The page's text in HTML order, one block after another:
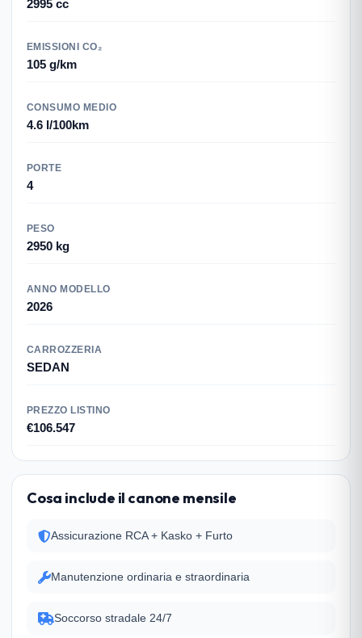
2995 cc
EMISSIONI CO₂
105 g/km
CONSUMO MEDIO
4.6 l/100km
PORTE
4
PESO
2950 kg
ANNO MODELLO
2026
CARROZZERIA
SEDAN
PREZZO LISTINO
€106.547
Cosa include il canone mensile
Assicurazione RCA + Kasko + Furto
Manutenzione ordinaria e straordinaria
Soccorso stradale 24/7